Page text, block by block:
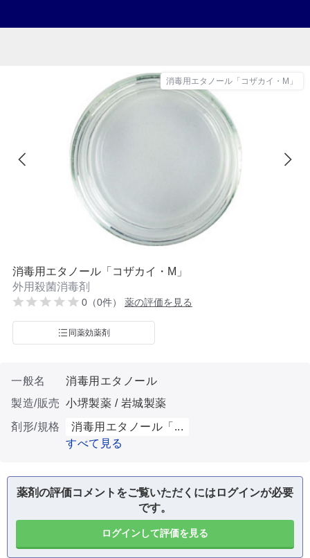
消毒用エタノール「コザカイ・M」
消毒用エタノール「コザカイ・M」
外用殺菌消毒剤
0（0件） 薬の評価を見る
同薬効薬剤
一般名
消毒用エタノール
製造/販売 小堺製薬 / 岩城製薬
剤形/規格
消毒用エタノール「...
すべて見る
薬剤の評価コメントをご覧いただくにはログインが必要
です。
ログインして評価を見る